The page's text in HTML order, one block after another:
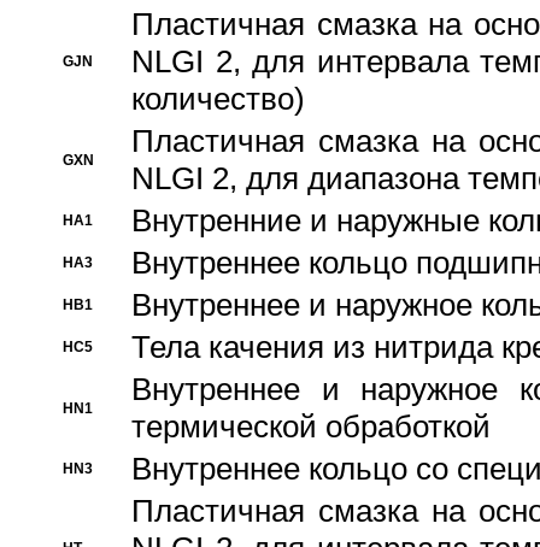
GJN
Пластичная смазка на
NLGI 2, для интервала
количество)
GXN
Пластичная смазка на
NLGI 2, для диапазона
HA1 Внутренние и наружные
HA3 Bнутреннее кольцо
HB1 Bнутреннее и наружное
HC5 Тела качения из нитрида
HN1
Bнутреннее и наружное
термической обработкой
HN3 Внутреннее кольцо со
Пластичная смазка на